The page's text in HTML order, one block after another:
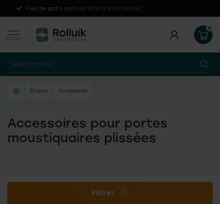
Frais de port à partir de 100 € d'achat (en NL)
MENU
Écrans Accessoires
Accessoires pour portes
moustiquaires plissées
Filtres